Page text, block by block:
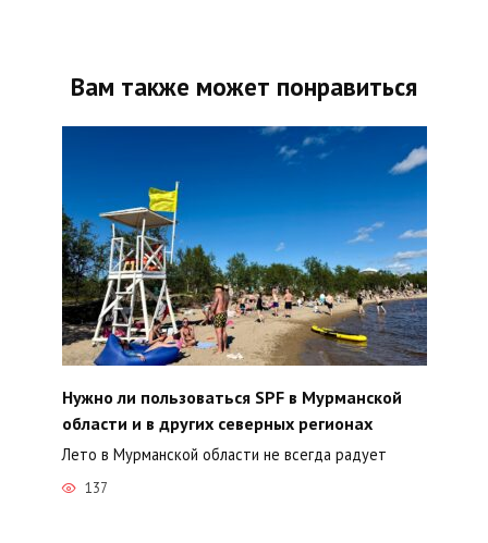
Вам также может понравиться
Нужно ли пользоваться SPF в Мурманской
области и в других северных регионах
Лето в Мурманской области не всегда радует
137